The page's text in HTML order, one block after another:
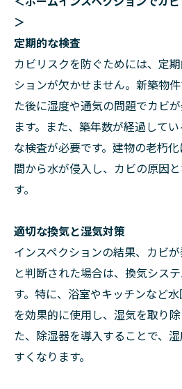
＞
定期的な検査
カビリスクを防ぐためには、定
ションが欠かせません。新築物
た後に湿度や通気の問題でカビ
ます。また、築年数が経過して
な検査が必要です。建物の老朽
間から水が侵入し、カビの原因
す。
適切な換気と湿気対策
インスペクションの結果、カビ
と判断された場合は、換気シス
す。特に、浴室やキッチンなど
を効果的に使用し、湿気を取り
た、除湿器を導入することで、
すくなります。